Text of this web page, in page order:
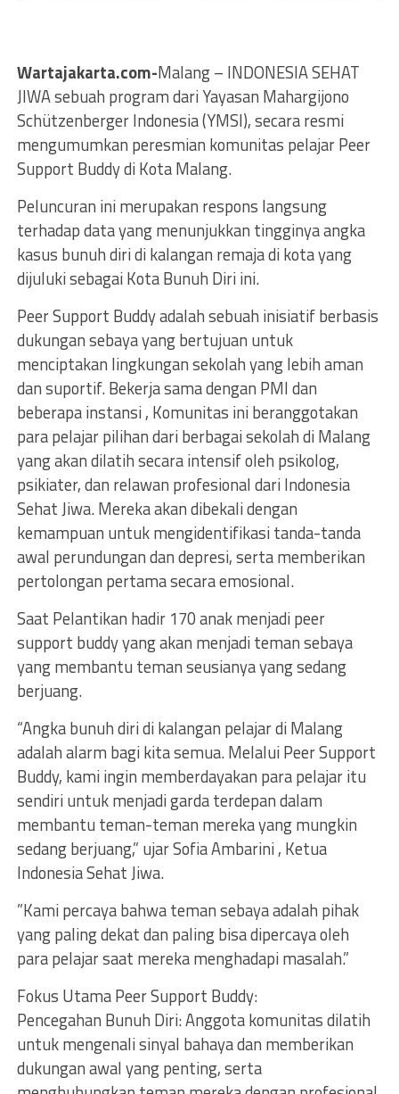
Wartajakarta.com-Malang – INDONESIA SEHAT
JIWA sebuah program dari Yayasan Mahargijono
Schützenberger Indonesia (YMSI), secara resmi
mengumumkan peresmian komunitas pelajar Peer
Support Buddy di Kota Malang.
Peluncuran ini merupakan respons langsung
terhadap data yang menunjukkan tingginya angka
kasus bunuh diri di kalangan remaja di kota yang
dijuluki sebagai Kota Bunuh Diri ini.
Peer Support Buddy adalah sebuah inisiatif berbasis
dukungan sebaya yang bertujuan untuk
menciptakan lingkungan sekolah yang lebih aman
dan suportif. Bekerja sama dengan PMI dan
beberapa instansi , Komunitas ini beranggotakan
para pelajar pilihan dari berbagai sekolah di Malang
yang akan dilatih secara intensif oleh psikolog,
psikiater, dan relawan profesional dari Indonesia
Sehat Jiwa. Mereka akan dibekali dengan
kemampuan untuk mengidentifikasi tanda-tanda
awal perundungan dan depresi, serta memberikan
pertolongan pertama secara emosional.
Saat Pelantikan hadir 170 anak menjadi peer
support buddy yang akan menjadi teman sebaya
yang membantu teman seusianya yang sedang
berjuang.
“Angka bunuh diri di kalangan pelajar di Malang
adalah alarm bagi kita semua. Melalui Peer Support
Buddy, kami ingin memberdayakan para pelajar itu
sendiri untuk menjadi garda terdepan dalam
membantu teman-teman mereka yang mungkin
sedang berjuang,” ujar Sofia Ambarini , Ketua
Indonesia Sehat Jiwa.
”Kami percaya bahwa teman sebaya adalah pihak
yang paling dekat dan paling bisa dipercaya oleh
para pelajar saat mereka menghadapi masalah.”
Fokus Utama Peer Support Buddy:
Pencegahan Bunuh Diri: Anggota komunitas dilatih
untuk mengenali sinyal bahaya dan memberikan
dukungan awal yang penting, serta